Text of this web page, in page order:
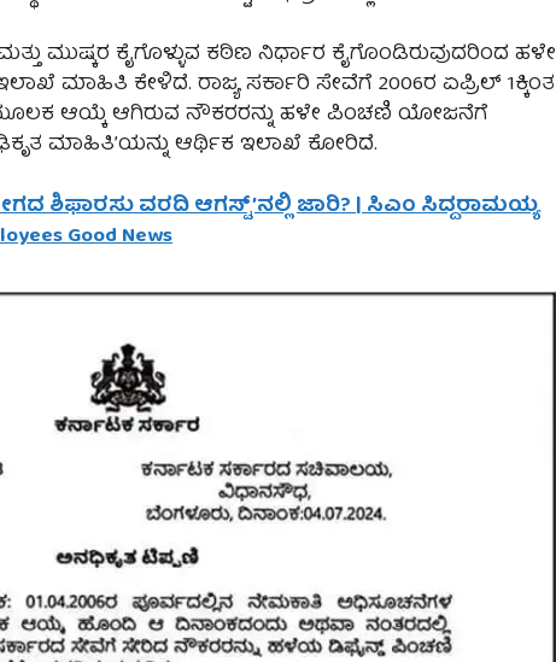
ಮುಷ್ಕರ ಕೈಗೊಳ್ಳುವ ಕಠಿಣ ನಿರ್ಧಾರ ಕೈಗೊಂಡಿರುವುದರಿ೦ದ ಹಳೇ
ಮಾಹಿತಿ ಕೇಳಿದೆ. ರಾಜ್ಯ ಸರ್ಕಾರಿ ಸೇವೆಗೆ 2006ರ ಏಪ್ರಿಲ್ 1ಕ್ಕಿಂತ
ಆಯ್ಕೆ ಆಗಿರುವ ನೌಕರರನ್ನು ಹಳೇ ಪಿಂಚಣಿ ಯೋಜನೆಗೆ
ಮಾಹಿತಿ’ಯನ್ನು ಆರ್ಥಿಕ ಇಲಾಖೆ ಕೋರಿದೆ.
ಶಿಫಾರಸು ವರದಿ ಆಗಸ್ಟ್’ನಲ್ಲಿ ಜಾರಿ? | ಸಿಎಂ ಸಿದ್ದರಾಮಯ್ಯ
Good News